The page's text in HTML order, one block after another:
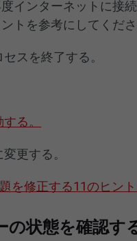
インターネットに接
トを参考にしてくださ
スを終了する。
る。
更する。
を修正する11のヒント
の状態を確認す